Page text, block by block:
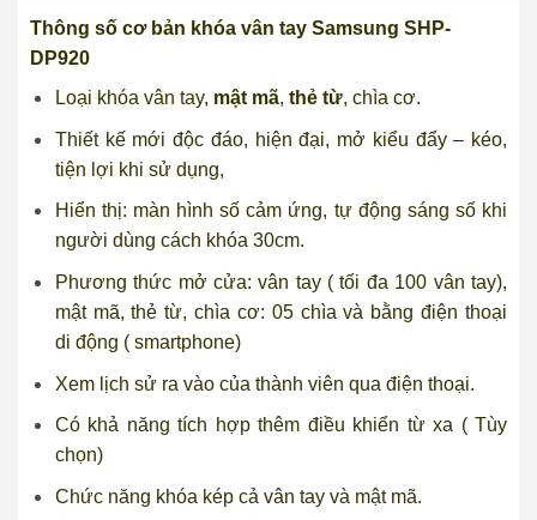
Thông số cơ bản khóa vân tay Samsung SHP-
DP920
Loại khóa vân tay, mật mã, thẻ từ, chìa cơ.
Thiết kế mới độc đáo, hiện đại, mở kiểu đẩy – kéo,
tiện lợi khi sử dụng,
Hiển thị: màn hình số cảm ứng, tự động sáng số khi
người dùng cách khóa 30cm.
Phương thức mở cửa: vân tay ( tối đa 100 vân tay),
mật mã, thẻ từ, chìa cơ: 05 chìa và bằng điện thoại
di động ( smartphone)
Xem lịch sử ra vào của thành viên qua điện thoại.
Có khả năng tích hợp thêm điều khiển từ xa ( Tùy
chọn)
Chức năng khóa kép cả vân tay và mật mã.